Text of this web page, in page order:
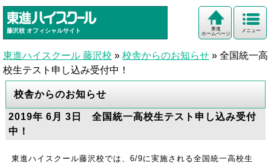
藤沢校 オフィシャルサイト メニュー
東進
ホームページ
東進ハイスクール 藤沢校 » 校舎からのお知らせ » 全国統一高
校生テスト申し込み受付中！
校舎からのお知らせ
2019年 6月 3日 全国統一高校生テスト申し込み受付
中！
東進ハイスクール藤沢校では、6/9に実施される全国統一高校生